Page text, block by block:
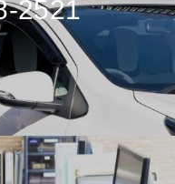
2521